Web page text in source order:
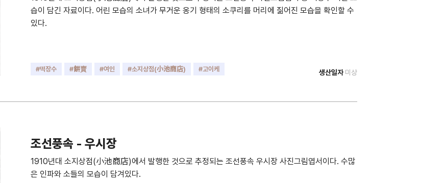
습이 담긴 자료이다. 어린 모습의 소녀가 무거운 옹기 형태의 소쿠리를 머리에 짊어진 모습을 확인할 수
있다.
#떡장수 #餠賣 #여인 #소지상점(小池商店) #고이케 생산일자 미상
조선풍속 - 우시장
1910년대 소지상점(小池商店)에서 발행한 것으로 추정되는 조선풍속 우시장 사진그림엽서이다. 수많
은 인파와 소들의 모습이 담겨있다.